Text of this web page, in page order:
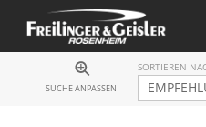
SUCHE ANPASSEN
SORTIEREN